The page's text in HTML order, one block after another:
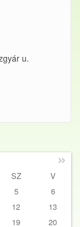
u.
SZ
V
5
6
12
13
19
20